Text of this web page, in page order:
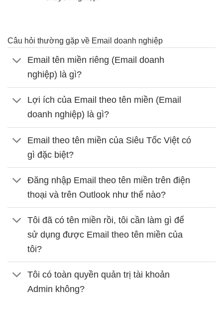
Câu hỏi thường gặp về Email doanh nghiệp
Email tên miền riêng (Email doanh
nghiệp) là gì?
Lợi ích của Email theo tên miền (Email
doanh nghiệp) là gì?
Email theo tên miền của Siêu Tốc Việt có
gì đặc biệt?
Đăng nhập Email theo tên miền trên điện
thoại và trên Outlook như thế nào?
Tôi đã có tên miền rồi, tôi cần làm gì để
sử dụng được Email theo tên miền của
tôi?
Tôi có toàn quyền quản trị tài khoản
Admin không?